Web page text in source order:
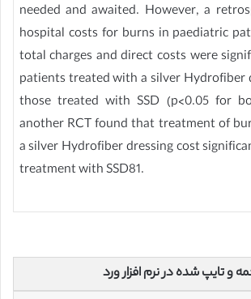
needed and awaited. However, a
hospital costs for burns in paediatric
total charges and direct costs were
patients treated with a silver Hydrofiber
those treated with SSD (p<0.05 for
another RCT found that treatment of
a silver Hydrofiber dressing cost
treatment with SSD81.
و تایپ شده در نرم افزار ورد